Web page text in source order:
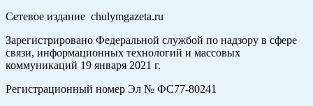
Сетевое издание chulymgazeta.ru
Зарегистрировано Федеральной службой по надзору в сфере
связи, информационных технологий и массовых
коммуникаций 19 января 2021 г.
Регистрационный номер Эл № ФС77-80241